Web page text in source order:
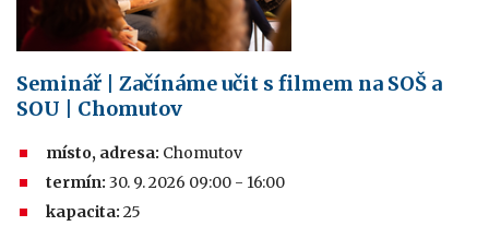
Seminář | Začínáme učit s filmem na SOŠ a
SOU | Chomutov
místo, adresa: Chomutov
termín: 30. 9. 2026 09:00 - 16:00
kapacita: 25